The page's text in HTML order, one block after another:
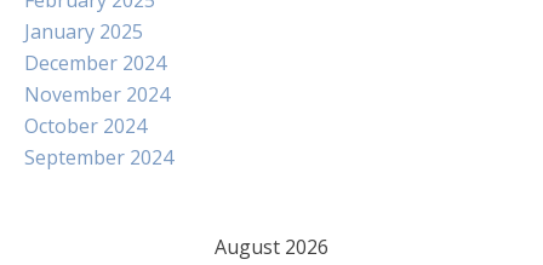
January 2025
December 2024
November 2024
October 2024
September 2024
August 2026